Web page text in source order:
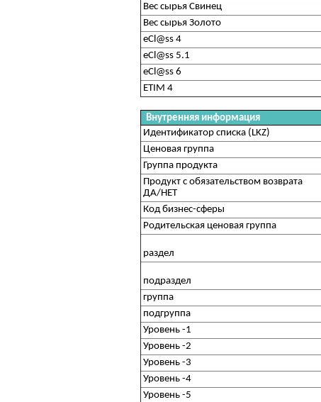
Вес сырья Свинец
Вес сырья Золото
eCl@ss 4
eCl@ss 5.1
eCl@ss 6
ETIM 4
Внутренняя информация
Идентификатор списка (LKZ)
Ценовая группа
Группа продукта
Продукт с обязательством возврата
ДА/НЕТ
Код бизнес-сферы
Родительская ценовая группа
раздел
подраздел
группа
подгруппа
Уровень -1
Уровень -2
Уровень -3
Уровень -4
Уровень -5